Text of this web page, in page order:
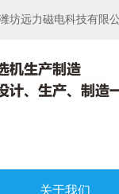
坊远力磁电科技有限
关于我们